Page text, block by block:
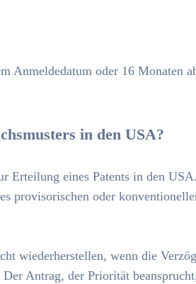
Anmeldedatum oder 16 Monaten
in den USA?
Erteilung eines Patents in den USA.
provisorischen oder
wiederherstellen, wenn die
Antrag, der Priorität